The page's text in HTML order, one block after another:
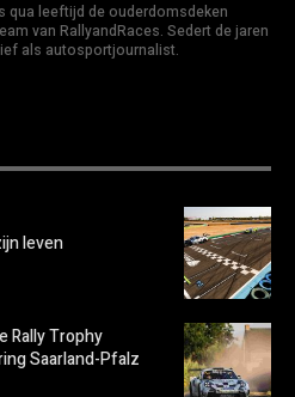
qua leeftijd de ouderdomsdeken
van RallyandRaces. Sedert de jaren
als autosportjournalist.
leven
Rally Trophy
Saarland-Pfalz